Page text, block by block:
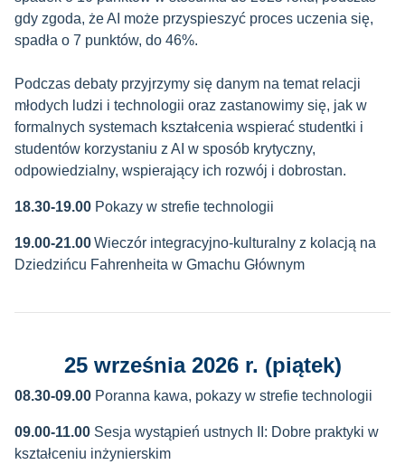
gdy zgoda, że AI może przyspieszyć proces uczenia się,
spadła o 7 punktów, do 46%.
Podczas debaty przyjrzymy się danym na temat relacji
młodych ludzi i technologii oraz zastanowimy się, jak w
formalnych systemach kształcenia wspierać studentki i
studentów korzystaniu z AI w sposób krytyczny,
odpowiedzialny, wspierający ich rozwój i dobrostan.
18.30-19.00 Pokazy w strefie technologii
19.00-21.00Wieczór integracyjno-kulturalny z kolacją na
Dziedzińcu Fahrenheita w Gmachu Głównym
25 września 2026 r. (piątek)
08.30-09.00 Poranna kawa, pokazy w strefie technologii
09.00-11.00 Sesja wystąpień ustnych II: Dobre praktyki w
kształceniu inżynierskim